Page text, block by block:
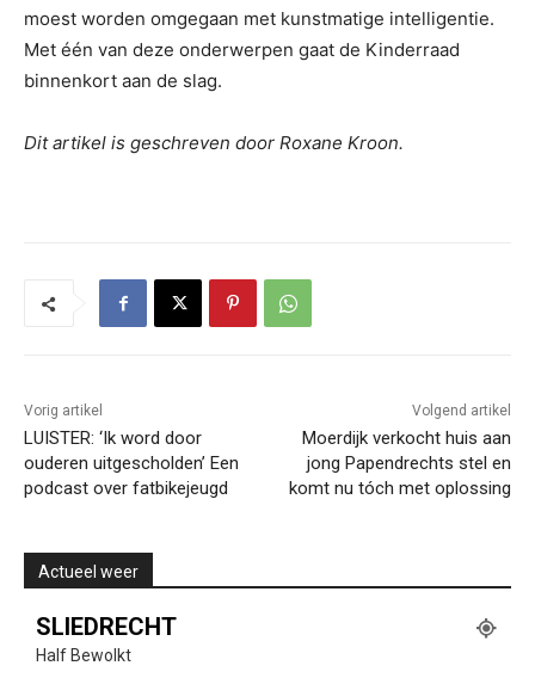
moest worden omgegaan met kunstmatige intelligentie.
Met één van deze onderwerpen gaat de Kinderraad
binnenkort aan de slag.
Dit artikel is geschreven door Roxane Kroon.
Vorig artikel
LUISTER: ‘Ik word door
ouderen uitgescholden’ Een
podcast over fatbikejeugd
Volgend artikel
Moerdijk verkocht huis aan
jong Papendrechts stel en
komt nu tóch met oplossing
Actueel weer
SLIEDRECHT
Half Bewolkt